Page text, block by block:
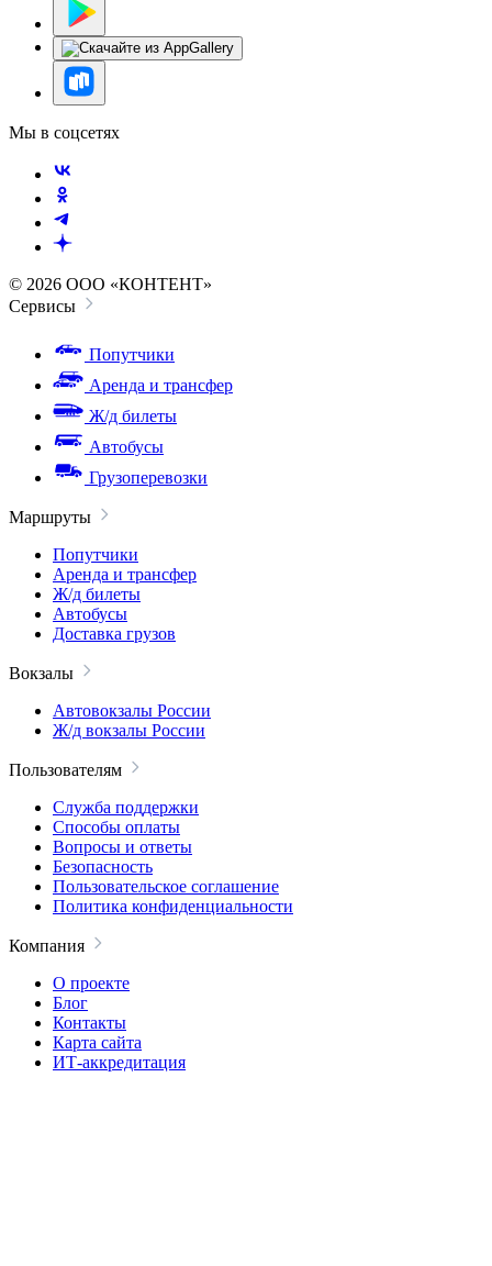
Мы в соцсетях
© 2026 ООО «КОНТЕНТ»
Сервисы
Попутчики
Аренда и трансфер
Ж/д билеты
Автобусы
Грузоперевозки
Маршруты
Попутчики
Аренда и трансфер
Ж/д билеты
Автобусы
Доставка грузов
Вокзалы
Автовокзалы России
Ж/д вокзалы России
Пользователям
Служба поддержки
Способы оплаты
Вопросы и ответы
Безопасность
Пользовательское соглашение
Политика конфиденциальности
Компания
О проекте
Блог
Контакты
Карта сайта
ИТ-аккредитация